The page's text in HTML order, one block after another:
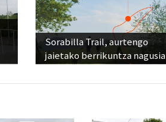
Sorabilla Trail, aurtengo
jaietako berrikuntza nagusia